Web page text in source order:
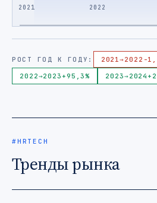
2021 2022
РОСТ ГОД К ГОДУ: 2021→ 2022 -
2022→2023 +95,3% 2023→ 2024
#HRTECH
Тренды рынка